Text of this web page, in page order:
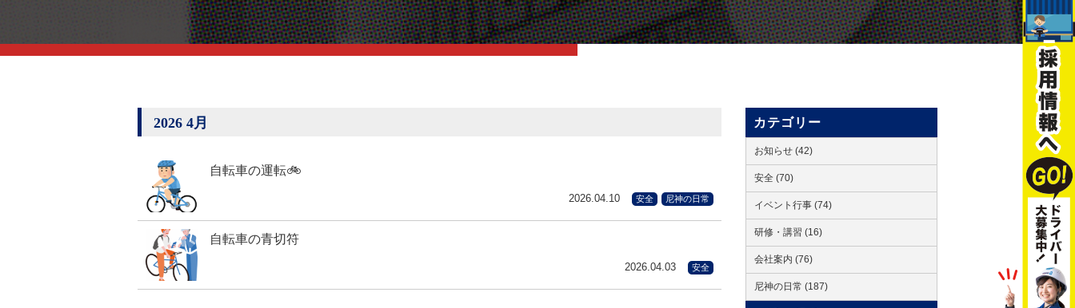
2026 4月
自転車の運転🚲
2026.04.10 安全 尼神の日常
自転車の青切符
2026.04.03 安全
カテゴリー
お知らせ (42)
安全 (70)
イベント行事 (74)
研修・講習 (16)
会社案内 (76)
尼神の日常 (187)